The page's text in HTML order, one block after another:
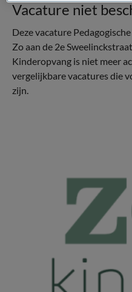
Vacature niet
Deze vacature
Zo aan de 2e
Kinderopvang is niet meer
vergelijkbare vacatures die
zijn.